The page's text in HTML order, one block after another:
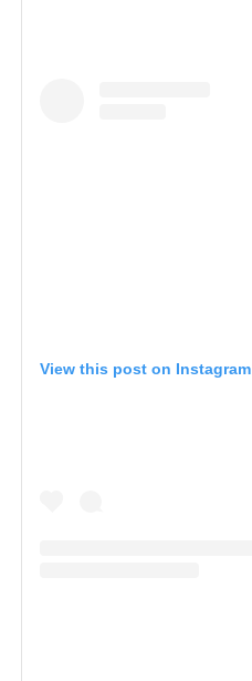
View this post on Instagram